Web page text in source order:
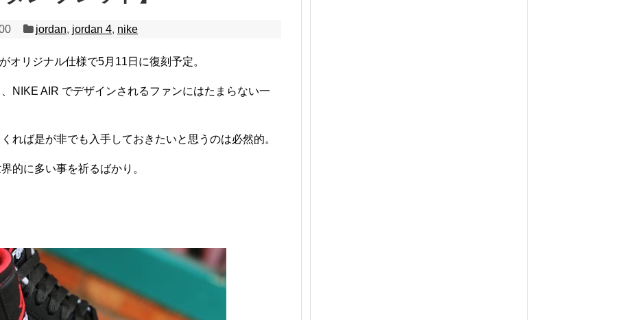
jordan, jordan 4, nike
オリジナル仕様で5月11日に復刻予定。
NIKE AIR でデザインされるファンにはたまらない一
れば是が非でも入手しておきたいと思うのは必然的。
的に多い事を祈るばかり。